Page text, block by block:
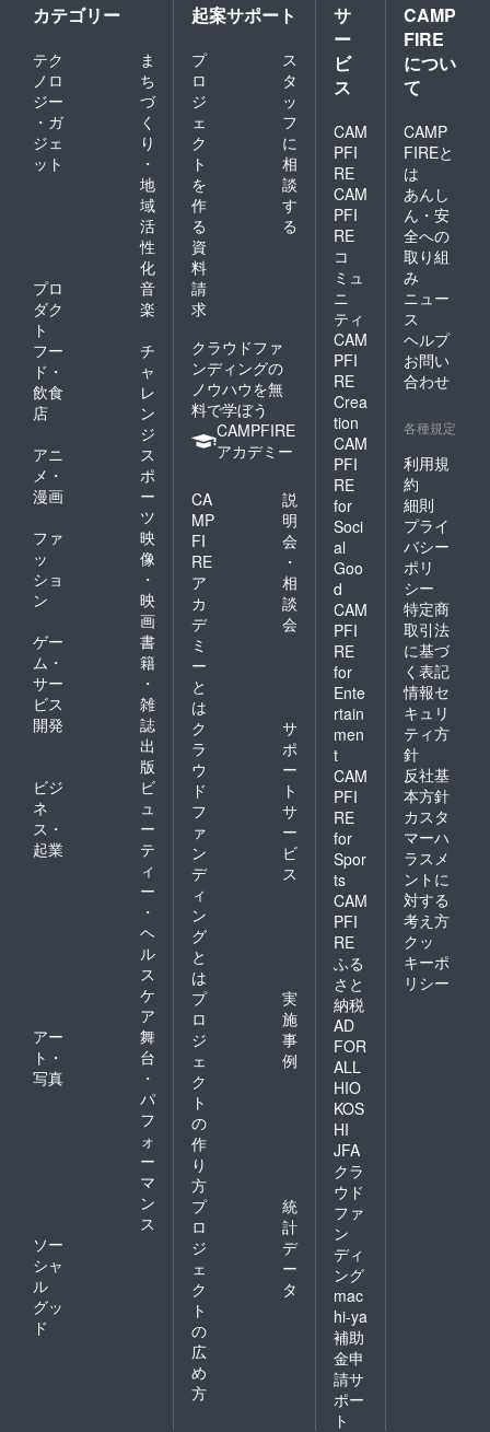
カテゴリー
テク
ノロ
ジー
・ガ
ジェ
ット
ま
ち
づ
く
り
・
地
域
活
性
化
プロ
ダク
ト
音
楽
フー
ド・
飲食
店
チ
ャ
レ
ン
ジ
アニ
メ・
漫画
ス
ポ
ー
ツ
ファ
ッ
ショ
ン
映
像
・
映
画
ゲー
ム・
サー
ビス
開発
書
籍
・
雑
誌
出
版
ビジ
ネ
ス・
起業
ビ
ュ
ー
テ
ィ
ー
・
ヘ
ル
ス
ケ
ア
アー
ト・
写真
舞
台
・
パ
フ
ォ
ー
マ
ン
ス
ソー
シャ
ル
グッ
ド
起案サポート
プ
ロ
ジ
ェ
ク
ト
を
作
る
ス
タ
ッ
フ
に
相
談
す
る
資
料
請
求
クラウドファ
ンディングの
ノウハウを無
料で学ぼう
CAMPFIRE
アカデミー
CA
MP
FI
RE
ア
カ
デ
ミ
ー
と
は
説
明
会
・
相
談
会
ク
ラ
ウ
ド
フ
ァ
ン
デ
ィ
ン
グ
と
は
サ
ポ
ー
ト
サ
ー
ビ
ス
プ
ロ
ジ
ェ
ク
ト
の
作
り
方
実
施
事
例
プ
ロ
ジ
ェ
ク
ト
の
広
め
方
統
計
デ
ー
タ
サ
ー
ビ
ス
CAM
PFI
RE
CAM
PFI
RE
コ
ミュ
ニ
ティ
CAM
PFI
RE
Crea
tion
CAM
PFI
RE
for
Soci
al
Goo
d
CAM
PFI
RE
for
Ente
rtain
men
t
CAM
PFI
RE
for
Spor
ts
CAM
PFI
RE
ふる
さと
納税
AD
FOR
ALL
HIO
KOS
HI
JFA
クラ
ウド
ファ
ン
ディ
ング
mac
hi-ya
補助
金申
請サ
ポー
ト
CAMP
FIRE
につい
て
CAMP
FIREと
は
あんし
ん・安
全への
取り組
み
ニュー
ス
ヘルプ
お問い
合わせ
各種規定
利用規
約
細則
プライ
バシー
ポリ
シー
特定商
取引法
に基づ
く表記
情報セ
キュリ
ティ方
針
反社基
本方針
カスタ
マーハ
ラスメ
ントに
対する
考え方
クッ
キーポ
リシー